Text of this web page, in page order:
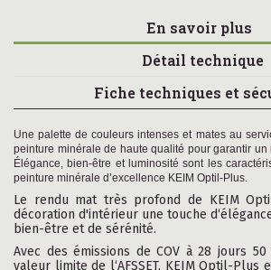
En savoir plus
Détail technique
Fiche techniques et
Une palette de couleurs intenses et mates au
peinture minérale de haute qualité pour garantir
Élégance, bien-être et luminosité sont les
peinture minérale d’excellence KEIM Optil-Plus.
Le rendu mat très profond de KEIM
décoration d'intérieur une touche
bien-être et de sérénité.
Avec des émissions de COV à 28 jours
valeur limite de l‘AFSSET, KEIM Optil-Plus